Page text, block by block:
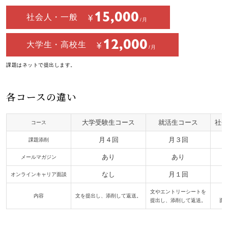
社会人・一般 15,000
大学生・高校生 12,000
課題はネットで提出します。
各コースの違い
コース 大学受験生コース 就活生コース 社
課題添削 月４回 月３回
メールマガジン あり あり
オンラインキャリア面談 なし 月１回
内容 文を提出し、添削して返送。
文やエントリーシートを
提出し、添削して返送。
面